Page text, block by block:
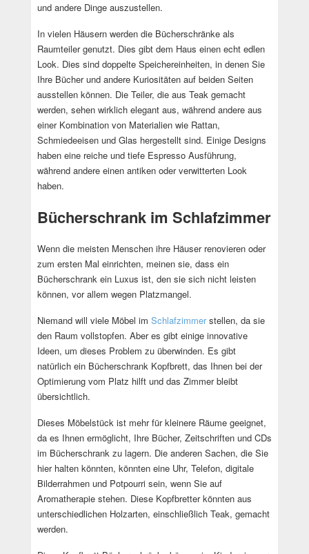
und andere Dinge auszustellen.
In vielen Häusern werden die Bücherschränke als
Raumteiler genutzt. Dies gibt dem Haus einen echt edlen
Look. Dies sind doppelte Speichereinheiten, in denen Sie
Ihre Bücher und andere Kuriositäten auf beiden Seiten
ausstellen können. Die Teiler, die aus Teak gemacht
werden, sehen wirklich elegant aus, während andere aus
einer Kombination von Materialien wie Rattan,
Schmiedeeisen und Glas hergestellt sind. Einige Designs
haben eine reiche und tiefe Espresso Ausführung,
während andere einen antiken oder verwitterten Look
haben.
Bücherschrank im Schlafzimmer
Wenn die meisten Menschen ihre Häuser renovieren oder
zum ersten Mal einrichten, meinen sie, dass ein
Bücherschrank ein Luxus ist, den sie sich nicht leisten
können, vor allem wegen Platzmangel.
Niemand will viele Möbel im Schlafzimmerstellen, da sie
den Raum vollstopfen. Aber es gibt einige innovative
Ideen, um dieses Problem zu überwinden. Es gibt
natürlich ein Bücherschrank Kopfbrett, das Ihnen bei der
Optimierung vom Platz hilft und das Zimmer bleibt
übersichtlich.
Dieses Möbelstück ist mehr für kleinere Räume geeignet,
da es Ihnen ermöglicht, Ihre Bücher, Zeitschriften und CDs
im Bücherschrank zu lagern. Die anderen Sachen, die Sie
hier halten könnten, könnten eine Uhr, Telefon, digitale
Bilderrahmen und Potpourri sein, wenn Sie auf
Aromatherapie stehen. Diese Kopfbretter könnten aus
unterschiedlichen Holzarten, einschließlich Teak, gemacht
werden.